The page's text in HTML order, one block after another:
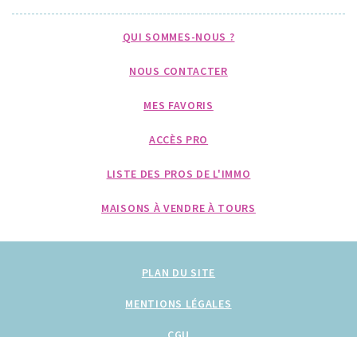
QUI SOMMES-NOUS ?
NOUS CONTACTER
MES FAVORIS
ACCÈS PRO
LISTE DES PROS DE L'IMMO
MAISONS À VENDRE À TOURS
PLAN DU SITE
MENTIONS LÉGALES